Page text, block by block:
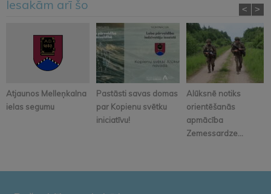
Iesakām arī šo
Atjaunos Melleņkalna
ielas segumu
Pastāsti savas domas
par Kopienu svētku
iniciatīvu!
Alūksnē notiks
orientēšanās
apmācība
Zemessardze...
< >